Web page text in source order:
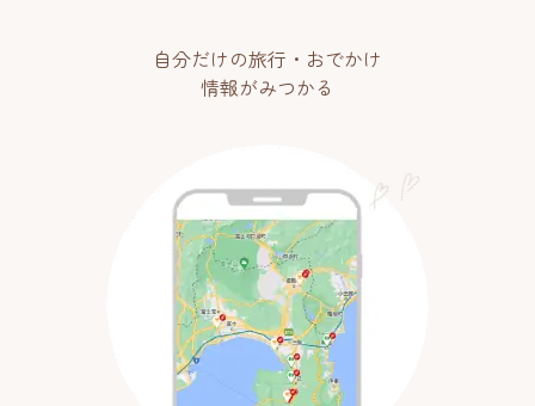
自分だけの旅行・おでかけ
情報がみつかる